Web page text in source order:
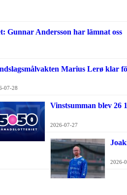
Gunnar Andersson har lämnat oss
Marius Lerø klar
07-28
Vinstsumman blev 26
2026-07-27
2026-